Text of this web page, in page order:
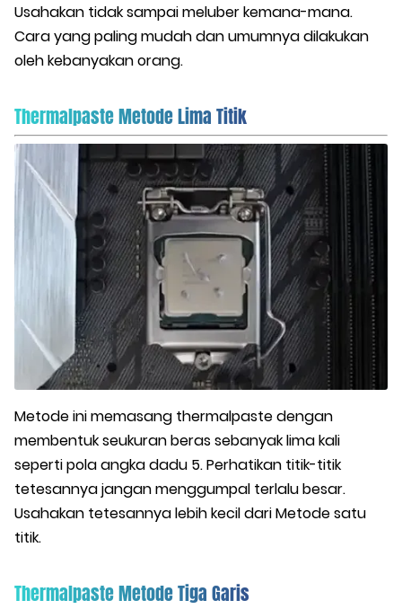
Usahakan tidak sampai meluber kemana-mana.
Cara yang paling mudah dan umumnya dilakukan
oleh kebanyakan orang.
Thermalpaste Metode Lima Titik
Metode ini memasang thermalpaste dengan
membentuk seukuran beras sebanyak lima kali
seperti pola angka dadu 5. Perhatikan titik-titik
tetesannya jangan menggumpal terlalu besar.
Usahakan tetesannya lebih kecil dari Metode satu
titik.
Thermalpaste Metode Tiga Garis